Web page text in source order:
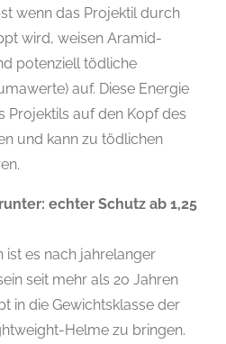
wenn das Projektil durch
wird, weisen Aramid-
potenziell tödliche
auf. Diese Energie
Projektils auf den Kopf des
und kann zu tödlichen
echter Schutz ab 1,25
ist es nach jahrelanger
seit mehr als 20 Jahren
in die Gewichtsklasse der
Helme zu bringen.